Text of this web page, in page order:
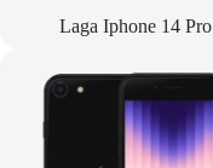
Laga Iphone 14 Pro